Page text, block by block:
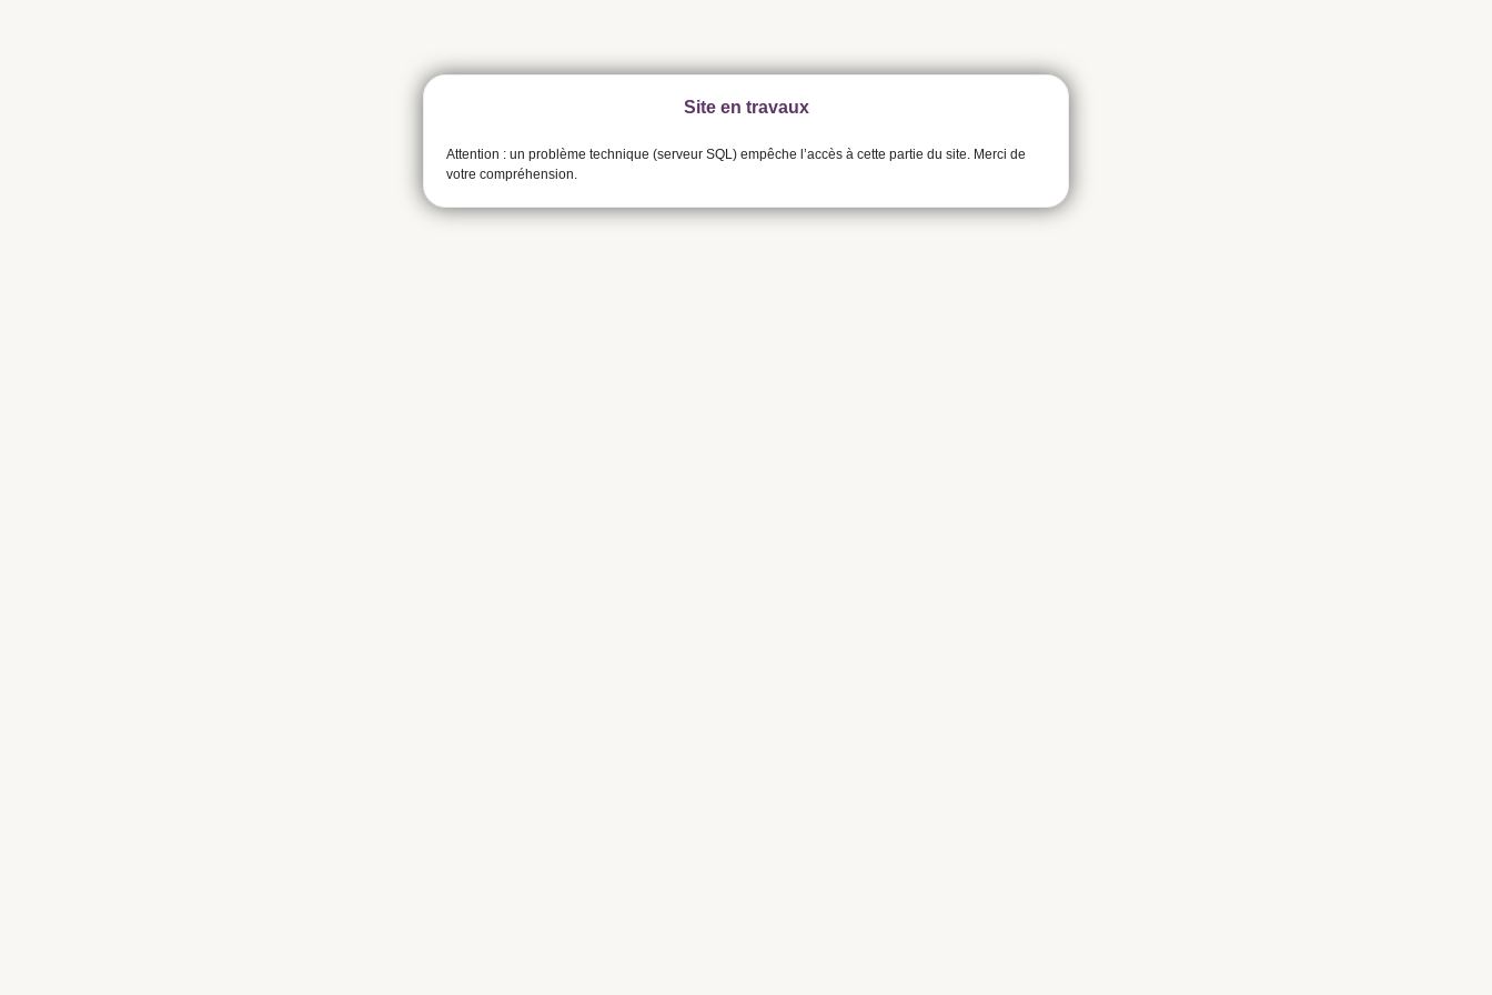
Site en travaux
Attention : un problème technique (serveur SQL) empêche l’accès à cette partie du site. Merci de
votre compréhension.